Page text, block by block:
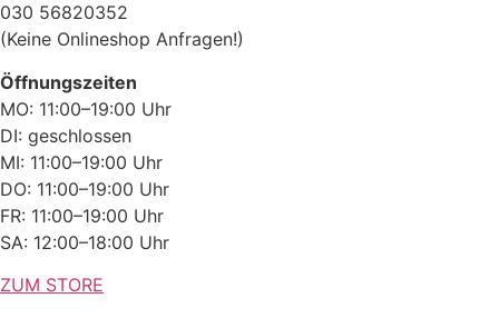
030 56820352
(Keine Onlineshop Anfragen!)
Öffnungszeiten
MO: 11:00–19:00 Uhr
DI: geschlossen
MI: 11:00–19:00 Uhr
DO: 11:00–19:00 Uhr
FR: 11:00–19:00 Uhr
SA: 12:00–18:00 Uhr
ZUM STORE